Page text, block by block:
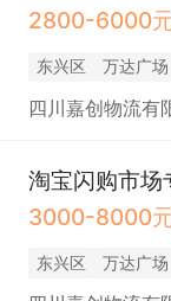
2800-6000
东兴区 万达广场
四川嘉创物流有
淘宝闪购市场
3000-8000
东兴区 万达广场